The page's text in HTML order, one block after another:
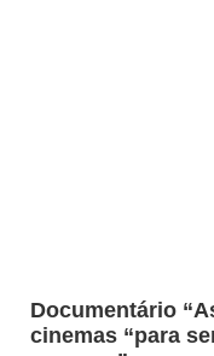
Documentário
cinemas “para